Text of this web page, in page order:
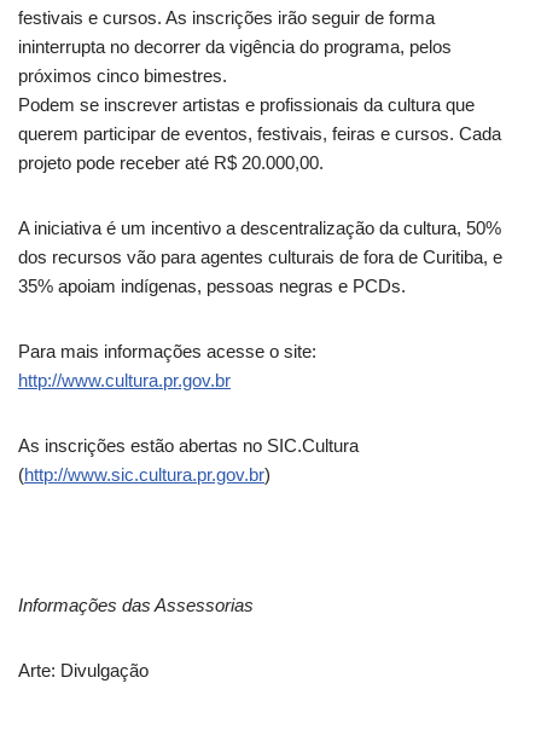
festivais e cursos. As inscrições irão seguir de forma
ininterrupta no decorrer da vigência do programa, pelos
próximos cinco bimestres.
Podem se inscrever artistas e profissionais da cultura que
querem participar de eventos, festivais, feiras e cursos. Cada
projeto pode receber até R$ 20.000,00.
A iniciativa é um incentivo a descentralização da cultura, 50%
dos recursos vão para agentes culturais de fora de Curitiba, e
35% apoiam indígenas, pessoas negras e PCDs.
Para mais informações acesse o site:
http://www.cultura.pr.gov.br
As inscrições estão abertas no SIC.Cultura
(http://www.sic.cultura.pr.gov.br)
Informações das Assessorias
Arte: Divulgação